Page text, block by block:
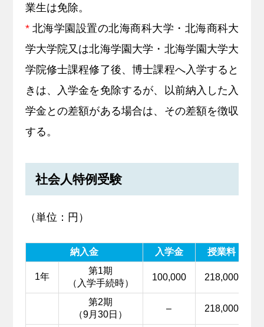
業生は免除。
*北海学園設置の北海商科大学・北海商科大
学大学院又は北海学園大学・北海学園大学大
学院修士課程修了後、博士課程へ入学すると
きは、入学金を免除するが、以前納入した入
学金との差額がある場合は、その差額を徴収
する。
社会人特例受験
（単位：円）
納入金 入学金 授業料
1年
第1期
（入学手続時）
100,000 218,000
第2期
（9月30日）
– 218,000